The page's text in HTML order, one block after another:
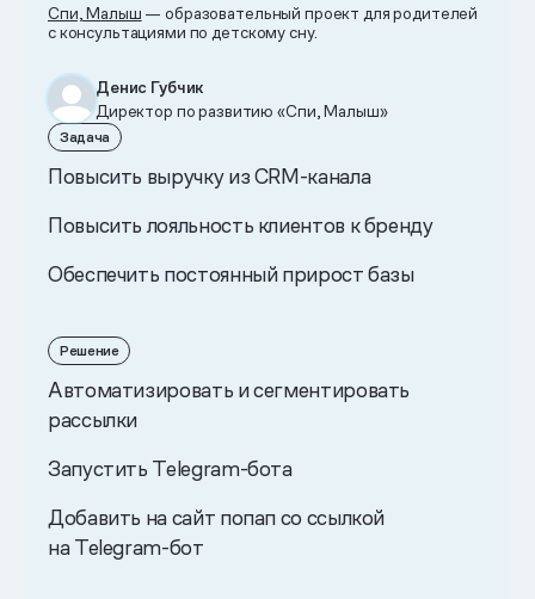
Спи, Малыш — образовательный проект для родителей
с консультациями по детскому сну.
Денис Губчик
Директор по развитию «Спи, Малыш»
Задача
Повысить выручку из CRM-канала
Повысить лояльность клиентов к бренду
Обеспечить постоянный прирост базы
Решение
Автоматизировать и сегментировать
рассылки
Запустить Telegram-бота
Добавить на сайт попап со ссылкой
на Telegram-бот